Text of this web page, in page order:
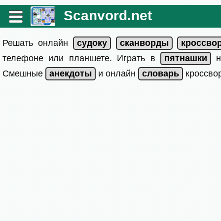
Scanvord.net
Решать онлайн
телефоне или планшете. Играть в
Смешные
и онлайн